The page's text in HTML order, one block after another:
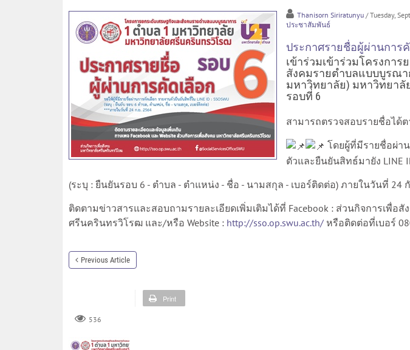
Thanisorn Siriratunyu / Tuesday,
ประชาสัมพันธ์
ประกาศรายชื่อผู้ผ่านการ
เข้าร่วมเข้าร่วมโครงการ
สังคมรายตำบลแบบบูรณา
มหาวิทยาลัย) มหาวิทยา
รอบที่​ 6
สามารถตรวจสอบรายชื่อได้
โดยผู้ที่มีรายชื่อผ่า
ตัวและยืนยันสิทธ์มายัง LINE
(ระบุ : ยืนยันรอบ 6 - ตำบล - ตำแหน่ง - ชื่อ - นามสกุล - เบอร์ติดต่อ) ภายในวันที่ 24
ติดตามข่าวสารและสอบถามรายละเอียดเพิ่มเติมได้ที่ Facebook : ส่วนกิจการเพื่อ
ศรีนครินทรวิโรฒ และ/หรือ Website : http://sso.op.swu.ac.th/ หรือติดต่อที่เบอร์
Previous Article
Print
536